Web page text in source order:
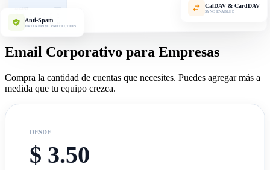
Anti-Spam
ENTERPRISE PROTECTION
CalDAV & CardDAV
SYNC ENABLED
2026
1 4
8 9 10 11 12 13
Email Corporativo para Empresas
Compra la cantidad de cuentas que necesites. Puedes agregar más a
medida que tu equipo crezca.
DESDE
$ 3.50